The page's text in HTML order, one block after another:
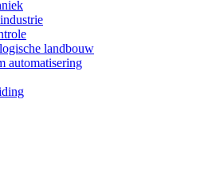
landbouw
automatisering